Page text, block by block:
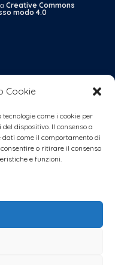
Cookie
come i cookie per
dispositivo. Il consenso a
come il comportamento di
o ritirare il consenso
e funzioni.
Creative Commons
modo 4.0
alla
video,